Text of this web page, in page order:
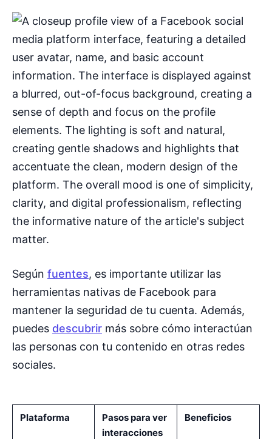
Según fuentes, es importante utilizar las
herramientas nativas de Facebook para
mantener la seguridad de tu cuenta. Además,
puedes descubrir más sobre cómo interactúan
las personas con tu contenido en otras redes
sociales.
Plataforma
Pasos para ver
interacciones
Beneficios